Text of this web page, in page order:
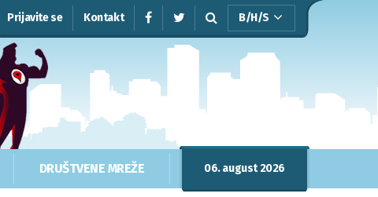
Prijavite se Kontakt B/H/S
DRUŠTVENE MREŽE 06. august 2026